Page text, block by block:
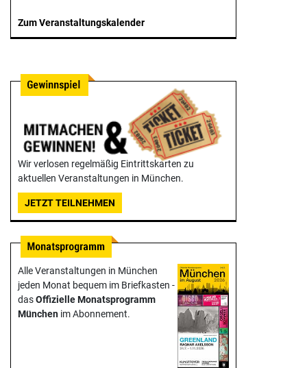
Zum Veranstaltungskalender
Wir verlosen regelmäßig Eintrittskarten zu
aktuellen Veranstaltungen in München.
JETZT TEILNEHMEN
Alle Veranstaltungen in München
jeden Monat bequem im Briefkasten -
dasOffizielle Monats­programm
München im Abonnement.